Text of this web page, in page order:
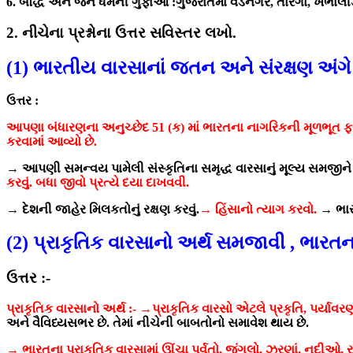
2. નીચેના પ્રશ્નોના ઉત્તર સવિસ્તર લખો.
(1) ભારતીય વારસાનાં જતન અને સંરક્ષણ
ઉત્તર :
આપણા બંધારણના અનુચ્છેદ 51 (ક) માં ભારતના નાગરિકની મૂળભૂત
કરવામાં આવ્યો છે.
→ આપણી સમન્વય પામેલી સંસ્કૃતિના સમૃદ્ધ વારસાનું મૂલ્ય સમજીને
કરવું. બધા જીવો પ્રત્યે દયા દાખવવી.
→ દેશની જાહેર મિલકતોનું રક્ષણ કરવું.→ હિંસાનો ત્યાગ કરવો. →
(2) પ્રાકૃતિક વારસાનો અર્થ સમજાવી ,
ઉત્તર :-
પ્રાકૃતિક વારસાનો અર્થ :- →પ્રાકૃતિક વારસો એટલે પ્રકૃતિ,
અને વૈવિધ્યસભર છે. તેમાં નીચેની બાબતોનો સમાવેશ થાય છે.
→ ભારતના પ્રાકૃતિક વારસામાં ઊંચા પર્વતો, જંગલો, ઝરણાં,